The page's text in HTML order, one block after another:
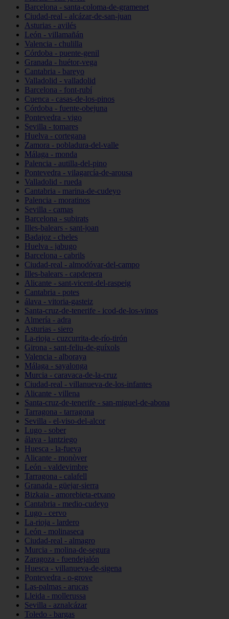
Barcelona - santa-coloma-de-gramenet
Ciudad-real - alcázar-de-san-juan
Asturias - avilés
León - villamañán
Valencia - chulilla
Córdoba - puente-genil
Granada - huétor-vega
Cantabria - bareyo
Valladolid - valladolid
Barcelona - font-rubí
Cuenca - casas-de-los-pinos
Córdoba - fuente-obejuna
Pontevedra - vigo
Sevilla - tomares
Huelva - cortegana
Zamora - pobladura-del-valle
Málaga - monda
Palencia - autilla-del-pino
Pontevedra - vilagarcía-de-arousa
Valladolid - rueda
Cantabria - marina-de-cudeyo
Palencia - moratinos
Sevilla - camas
Barcelona - subirats
Illes-balears - sant-joan
Badajoz - cheles
Huelva - jabugo
Barcelona - cabrils
Ciudad-real - almodóvar-del-campo
Illes-balears - capdepera
Alicante - sant-vicent-del-raspeig
Cantabria - potes
álava - vitoria-gasteiz
Santa-cruz-de-tenerife - icod-de-los-vinos
Almería - adra
Asturias - siero
La-rioja - cuzcurrita-de-río-tirón
Girona - sant-feliu-de-guíxols
Valencia - alboraya
Málaga - sayalonga
Murcia - caravaca-de-la-cruz
Ciudad-real - villanueva-de-los-infantes
Alicante - villena
Santa-cruz-de-tenerife - san-miguel-de-abona
Tarragona - tarragona
Sevilla - el-viso-del-alcor
Lugo - sober
álava - lantziego
Huesca - la-fueva
Alicante - monòver
León - valdevimbre
Tarragona - calafell
Granada - güejar-sierra
Bizkaia - amorebieta-etxano
Cantabria - medio-cudeyo
Lugo - cervo
La-rioja - lardero
León - molinaseca
Ciudad-real - almagro
Murcia - molina-de-segura
Zaragoza - fuendejalón
Huesca - villanueva-de-sigena
Pontevedra - o-grove
Las-palmas - arucas
Lleida - mollerussa
Sevilla - aznalcázar
Toledo - bargas